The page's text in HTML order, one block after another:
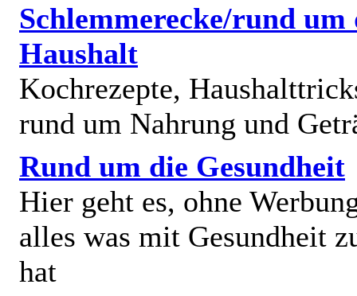
Schlemmerecke/rund um
Haushalt
Kochrezepte,
rund um Nahrung und
Rund um die Gesundheit
Hier geht es, ohne
alles was mit Gesundheit
hat